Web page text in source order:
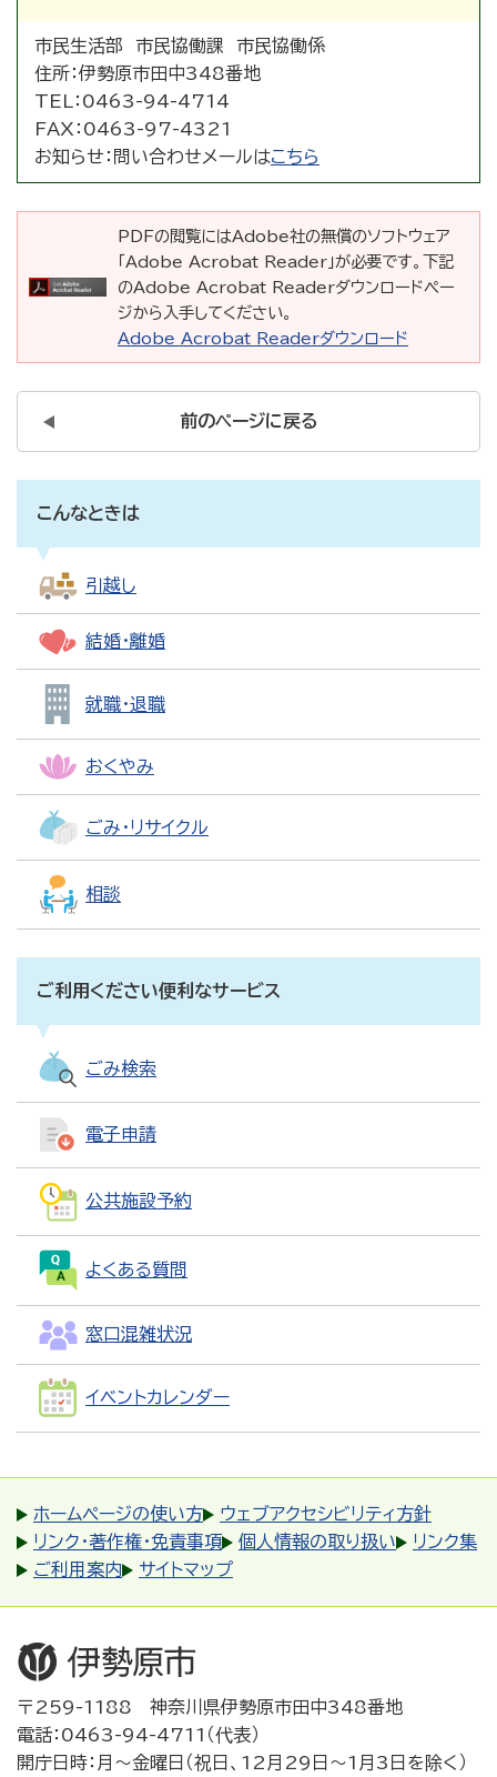
市民生活部 市民協働課 市民協働係
住所：伊勢原市田中348番地
TEL： 0463-94-4714
FAX： 0463-97-4321
お知らせ： 問い合わせメールはこちら
PDFの閲覧にはAdobe社の無償のソフトウェア
「Adobe Acrobat Reader」が必要です。下記
のAdobe Acrobat Readerダウンロードペー
ジから入手してください。
Adobe Acrobat Readerダウンロード
前のページに戻る
こんなときは
引越し
結婚・離婚
就職・退職
おくやみ
ごみ・リサイクル
相談
ご利用ください便利なサービス
ごみ検索
電子申請
公共施設予約
よくある質問
窓口混雑状況
イベントカレンダー
ホームページの使い方
ウェブアクセシビリティ方針
リンク・著作権・免責事項
個人情報の取り扱い
リンク集
ご利用案内
サイトマップ
〒259-1188 神奈川県伊勢原市田中348番地
電話：0463-94-4711（代表）
開庁日時：月～金曜日（祝日、12月29日～1月3日を除く）